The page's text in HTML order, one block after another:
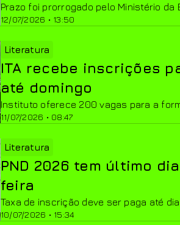
12/07/2026 • 13:50
Prazo foi prorrogado pelo Ministério da
Literatura
11/07/2026 • 08:47
ITA recebe inscrições
até domingo
Instituto oferece 200 vagas para a
Literatura
10/07/2026 • 15:34
PND 2026 tem último
feira
Taxa de inscrição deve ser paga até